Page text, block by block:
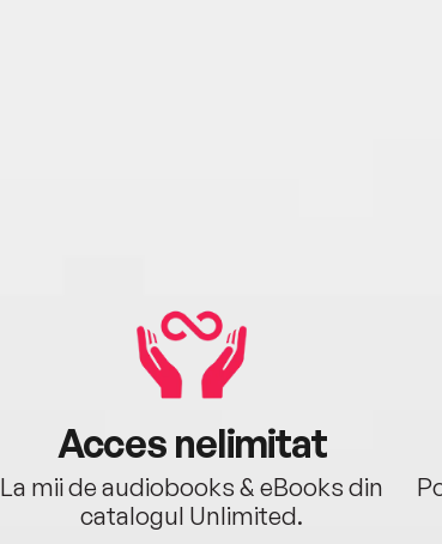
Acces nelimitat
La mii de audiobooks & eBooks din
catalogul Unlimited.